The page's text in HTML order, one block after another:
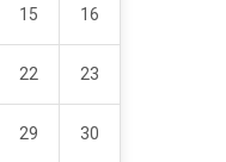
15 16
22 23
29 30